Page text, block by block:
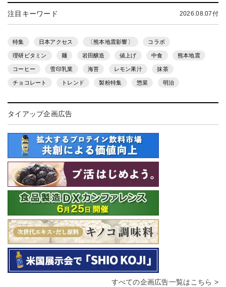
注目キーワード 2026.08.07付
特集 日本アクセス 〔熊本地震影響〕 コラボ
理研ビタミン 麺 岩田醸造 値上げ 中食 熊本地震
コーヒー 雪印乳業 海苔 レモン果汁 抹茶
チョコレート トレンド 製粉特集 惣菜 明治
タイアップ企画広告
すべての企画広告一覧はこちら >